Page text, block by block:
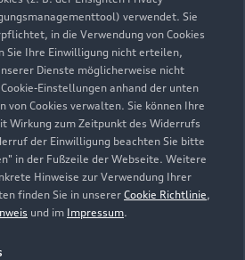
verwendet. Sie
in die Verwendung von Cookies
Sie Ihre Einwilligung nicht erteilen,
Dienste möglicherweise nicht
Einstellungen anhand der unten
Cookies verwalten. Sie können Ihre
Wirkung zum Zeitpunkt des Widerrufs
der Einwilligung beachten Sie bitte
in der Fußzeile der Webseite. Weitere
Hinweise zur Verwendung Ihrer
finden Sie in unserer Cookie Richtlinie,
und im Impressum.